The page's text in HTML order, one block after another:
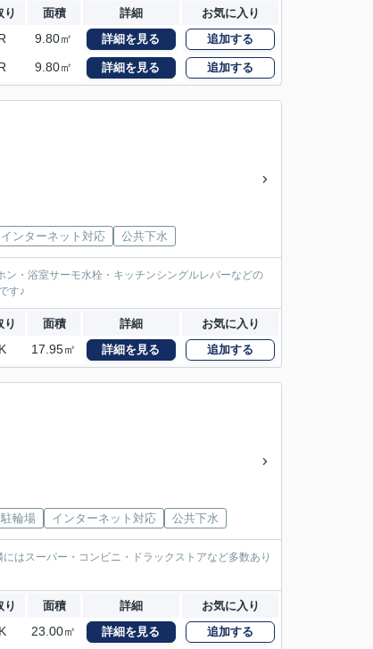
り 面積 詳細 お気に入り
9.80㎡ 詳細を見る 追加する
9.80㎡ 詳細を見る 追加する
インターネット対応 公共下水
・浴室サーモ水栓・キッチンシングルレバーなどの
す♪
り 面積 詳細 お気に入り
17.95㎡ 詳細を見る 追加する
駐輪場 インターネット対応 公共下水
はスーパー・コンビニ・ドラックストアなど多数あり
り 面積 詳細 お気に入り
23.00㎡ 詳細を見る 追加する